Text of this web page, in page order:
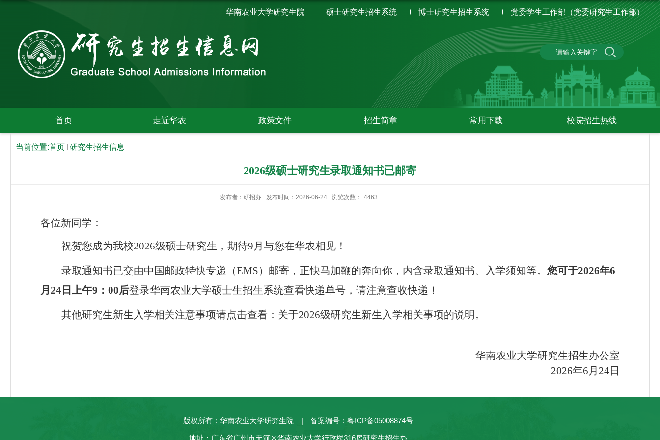
华南农业大学研究生院 硕士研究生招生系统 博士研究生招生系统 党委学生工作部（党委研究生工作部）
首页 走近华农 政策文件 招生简章 常用下载 校院招生热线
当前位置:首页 研究生招生信息
2026级硕士研究生录取通知书已邮寄
发布者：研招办 发布时间：2026-06-24 浏览次数： 4463
各位新同学：
祝贺您成为我校2026级硕士研究生，期待9月与您在华农相见！
录取通知书已交由中国邮政特快专递（EMS）邮寄，正快马加鞭的奔向你，内含录取通知书、入学须知等。 您可于2026年6
月24 日 上午9 ： 00后登录华南农业大学硕士生招生系统查看快递单号，请注意查收快递！
其他研究生新生入学相关注意事项请点击查看： 关于2026级研究生新生入学相关事项的说明 。
华南农业大学研究生招生办公室
2026年6月24日
版权所有：华南农业大学研究生院 | 备案编号：粤ICP备05008874号
地址：广东省广州市天河区华南农业大学行政楼316房研究生招生办